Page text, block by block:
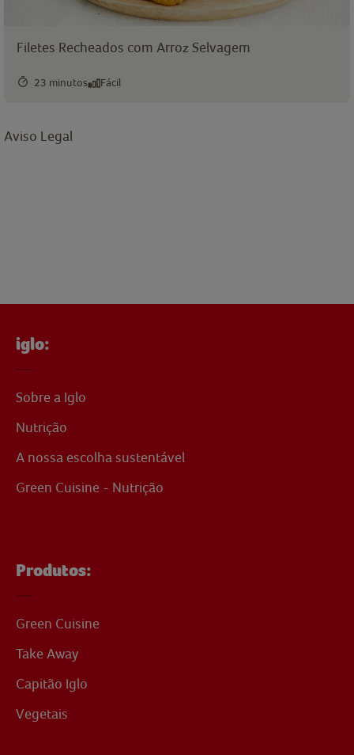
Filetes Recheados com Arroz Selvagem
23 minutos Fácil
Aviso Legal
iglo:
Sobre a Iglo
Nutrição
A nossa escolha sustentável
Green Cuisine - Nutrição
Produtos:
Green Cuisine
Take Away
Capitão Iglo
Vegetais